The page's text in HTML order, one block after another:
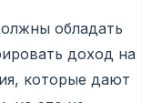
обладать
доход на
которые дают